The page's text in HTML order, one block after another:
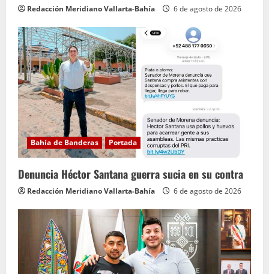
Redacción Meridiano Vallarta-Bahía 6 de agosto de 2026
Bahía de Banderas Portada
Denuncia Héctor Santana guerra sucia en su contra
Redacción Meridiano Vallarta-Bahía 6 de agosto de 2026